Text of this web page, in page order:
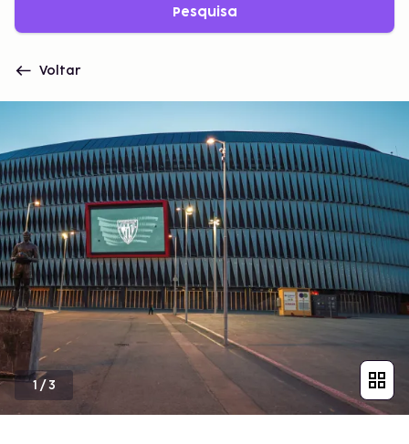
Pesquisa
Voltar
1/3